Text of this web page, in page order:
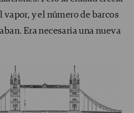
y el número de barcos
Era necesaria una nueva